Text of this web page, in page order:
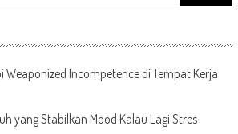
Weaponized Incompetence di Tempat Kerja
yang Stabilkan Mood Kalau Lagi Stres